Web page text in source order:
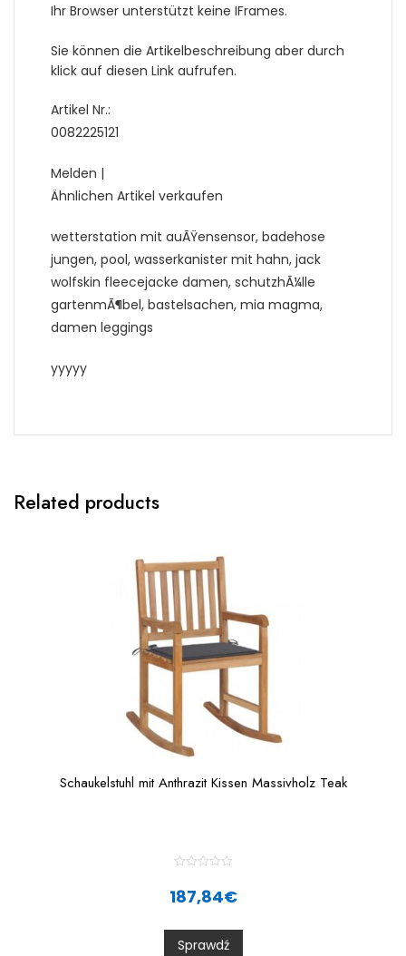
Ihr Browser unterstützt keine IFrames.
Sie können die Artikelbeschreibung aber durch
klick auf diesen Link aufrufen.
Artikel Nr.:
0082225121
Melden |
Ähnlichen Artikel verkaufen
wetterstation mit auÃŸensensor, badehose
jungen, pool, wasserkanister mit hahn, jack
wolfskin fleecejacke damen, schutzhÃ¼lle
gartenmÃ¶bel, bastelsachen, mia magma,
damen leggings
yyyyy
Related products
Schaukelstuhl mit Anthrazit Kissen Massivholz Teak
a
0
o
187,84€
Sprawdź